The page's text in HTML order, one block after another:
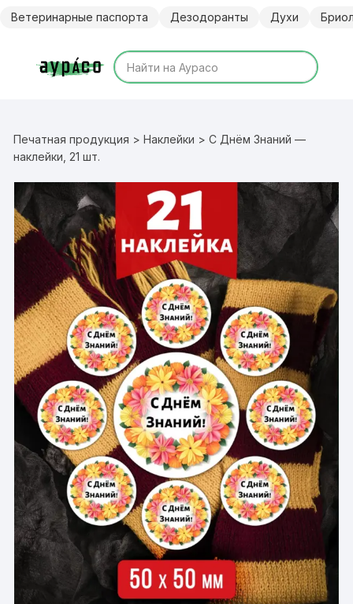
Ветеринарные паспорта Дезодоранты Духи
Печатная продукция >Наклейки > С Днём Знаний —
наклейки, 21 шт.